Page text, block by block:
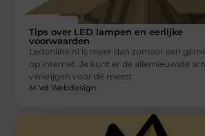
Tips over LED lampen en eerlijke
voorwaarden
Ledonline.nl is meer dan zomaar een
op internet. Je kunt er de allernieuwste
verkrijgen voor de meest
M Vd Webdesign